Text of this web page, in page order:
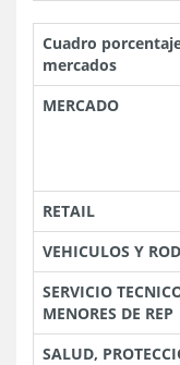
Cuadro
mercados
MERCADO
RETAIL
VEHICULOS Y
SERVICIO
MENORES DE REP
SALUD,